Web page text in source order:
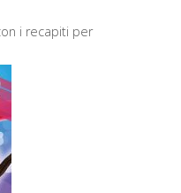
i recapiti per